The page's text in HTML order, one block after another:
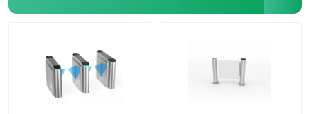
Portas de segurança do escritório